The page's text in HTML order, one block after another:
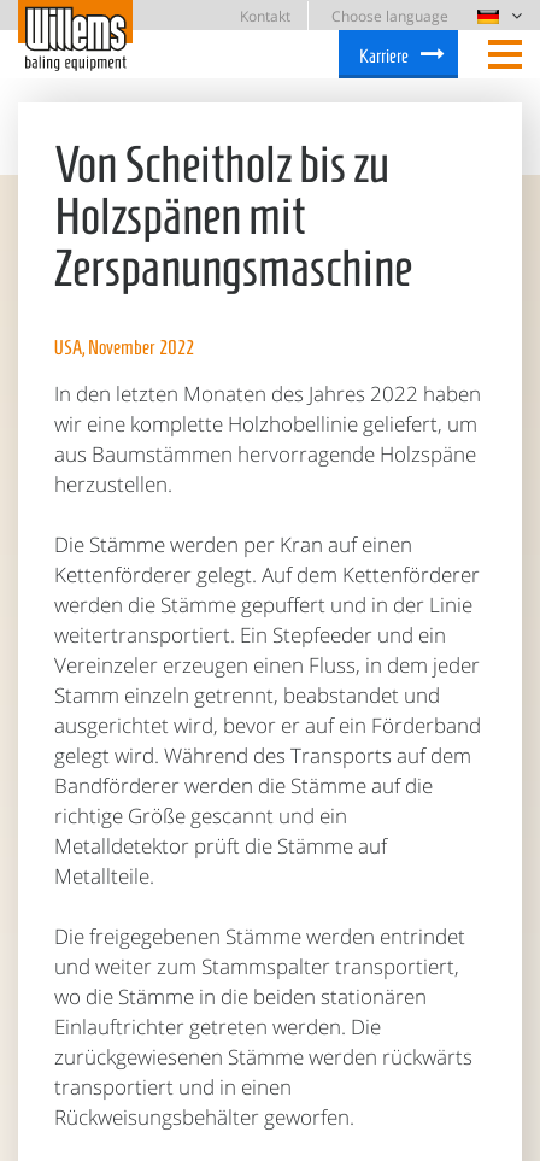
Kontakt
Choose language
Karriere
Von Scheitholz bis zu
Holzspänen mit
Zerspanungsmaschine
USA, November 2022
In den letzten Monaten des Jahres 2022 haben
wir eine komplette Holzhobellinie geliefert, um
aus Baumstämmen hervorragende Holzspäne
herzustellen.
Die Stämme werden per Kran auf einen
Kettenförderer gelegt. Auf dem Kettenförderer
werden die Stämme gepuffert und in der Linie
weitertransportiert. Ein Stepfeeder und ein
Vereinzeler erzeugen einen Fluss, in dem jeder
Stamm einzeln getrennt, beabstandet und
ausgerichtet wird, bevor er auf ein Förderband
gelegt wird. Während des Transports auf dem
Bandförderer werden die Stämme auf die
richtige Größe gescannt und ein
Metalldetektor prüft die Stämme auf
Metallteile.
Die freigegebenen Stämme werden entrindet
und weiter zum Stammspalter transportiert,
wo die Stämme in die beiden stationären
Einlauftrichter getreten werden. Die
zurückgewiesenen Stämme werden rückwärts
transportiert und in einen
Rückweisungsbehälter geworfen.